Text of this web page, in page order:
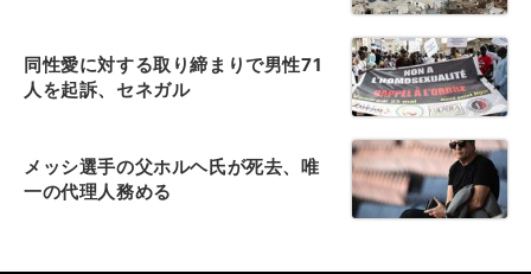
同性愛に対する取り締まりで男性71
人を起訴、セネガル
メッシ選手の父ホルヘ氏が死去、唯
一の代理人務める